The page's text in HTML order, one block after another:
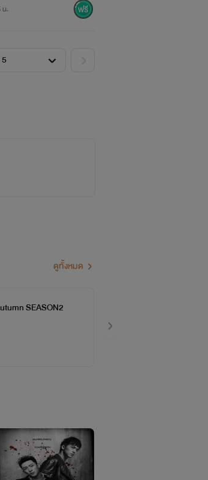
นคนเดียวของตระกูล
นไปทำงาน ชูก้าช่วย
นแรงผลักดันให้เขา
วต่อหน้าและกรีดซ้ำ
ยใหญ่ เขาคือเพื่อน
เขา...
น.
ดูทั้งหมด
SEASON2